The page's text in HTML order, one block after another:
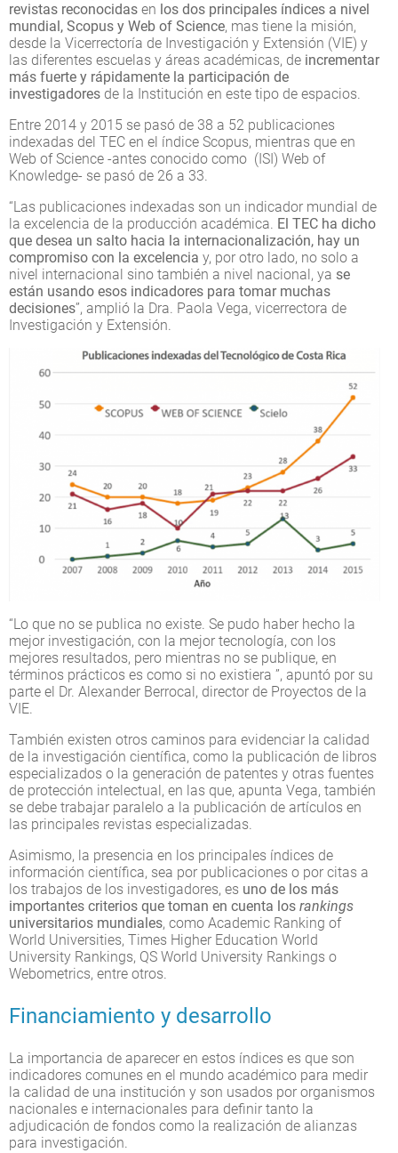
revistas reconocidas en los dos principales índices a nivel
mundial, Scopus y Web of Science, mas tiene la misión,
desde la Vicerrectoría de Investigación y Extensión (VIE) y
las diferentes escuelas y áreas académicas, de incrementar
más fuerte y rápidamente la participación de
investigadores de la Institución en este tipo de espacios.
Entre 2014 y 2015 se pasó de 38 a 52 publicaciones
indexadas del TEC en el índice Scopus, mientras que en
Web of Science -antes conocido como (ISI) Web of
Knowledge- se pasó de 26 a 33.
“Las publicaciones indexadas son un indicador mundial de
la excelencia de la producción académica. El TEC ha dicho
que desea un salto hacia la internacionalización, hay un
compromiso con la excelencia y, por otro lado, no solo a
nivel internacional sino también a nivel nacional, ya se
están usando esos indicadores para tomar muchas
decisiones”, amplió la Dra. Paola Vega, vicerrectora de
Investigación y Extensión.
“Lo que no se publica no existe. Se pudo haber hecho la
mejor investigación, con la mejor tecnología, con los
mejores resultados, pero mientras no se publique, en
términos prácticos es como si no existiera ”, apuntó por su
parte el Dr. Alexander Berrocal, director de Proyectos de la
VIE.
También existen otros caminos para evidenciar la calidad
de la investigación científica, como la publicación de libros
especializados o la generación de patentes y otras fuentes
de protección intelectual, en las que, apunta Vega, también
se debe trabajar paralelo a la publicación de artículos en
las principales revistas especializadas.
Asimismo, la presencia en los principales índices de
información científica, sea por publicaciones o por citas a
los trabajos de los investigadores, es uno de los más
importantes criterios que toman en cuenta los rankings
universitarios mundiales, como Academic Ranking of
World Universities, Times Higher Education World
University Rankings, QS World University Rankings o
Webometrics, entre otros.
Financiamiento y desarrollo
La importancia de aparecer en estos índices es que son
indicadores comunes en el mundo académico para medir
la calidad de una institución y son usados por organismos
nacionales e internacionales para definir tanto la
adjudicación de fondos como la realización de alianzas
para investigación.